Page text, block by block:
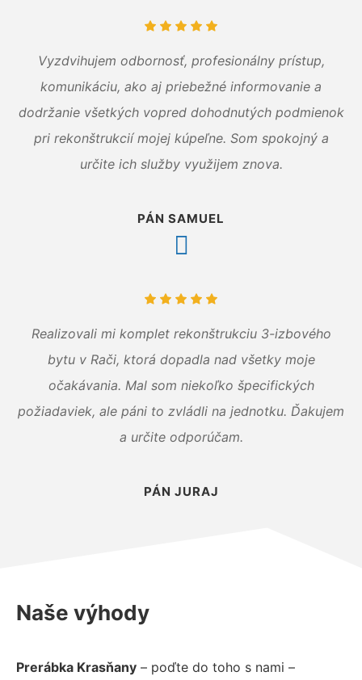
Vyzdvihujem odbornosť, profesionálny prístup,
komunikáciu, ako aj priebežné informovanie a
dodržanie všetkých vopred dohodnutých podmienok
pri rekonštrukcií mojej kúpeľne. Som spokojný a
určite ich služby využijem znova.
PÁN SAMUEL
Realizovali mi komplet rekonštrukciu 3-izbového
bytu v Rači, ktorá dopadla nad všetky moje
očakávania. Mal som niekoľko špecifických
požiadaviek, ale páni to zvládli na jednotku. Ďakujem
a určite odporúčam.
PÁN JURAJ
Naše výhody
Prerábka Krasňany – poďte do toho s nami –